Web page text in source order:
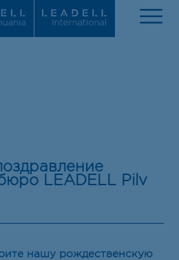
Команда
деятельности
LEADELL Pilv
нашу рождественскую